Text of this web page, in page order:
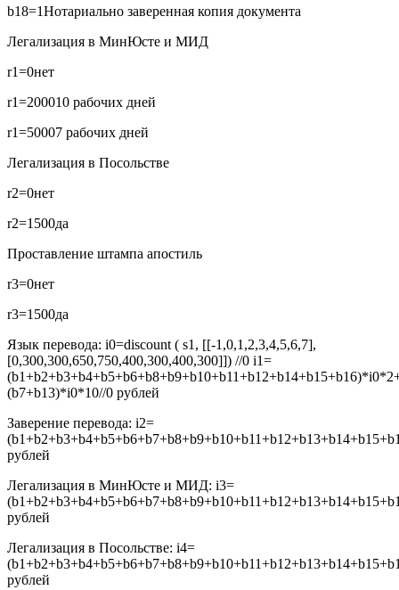
b18=1Нотариально заверенная копия документа
Легализация в МинЮсте и МИД
r1=0нет
r1=200010 рабочих дней
r1=50007 рабочих дней
Легализация в Посольстве
r2=0нет
r2=1500да
Проставление штампа апостиль
r3=0нет
r3=1500да
Язык перевода: i0=discount ( s1, [[-1,0,1,2,3,4,5,6,7],
[0,300,300,650,750,400,300,400,300]]) //0 i1=
(b7+b13)*i0*10//0 рублей
Заверение перевода: i2=
рублей
Легализация в МинЮсте и МИД: i3=
рублей
Легализация в Посольстве: i4=
рублей